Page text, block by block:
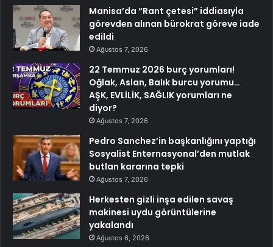
Manisa’da “Rant çetesi” iddiasıyla
görevden alınan bürokrat göreve iade
edildi
Ağustos 7, 2026
22 Temmuz 2026 burç yorumları!
Oğlak, Aslan, Balık burcu yorumu…
AŞK, EVLİLİK, SAĞLIK yorumları ne
diyor?
Ağustos 7, 2026
Pedro Sanchez’in başkanlığını yaptığı
Sosyalist Enternasyonal’den mutlak
butlan kararına tepki
Ağustos 7, 2026
Herkesten gizli inşa edilen savaş
makinesi uydu görüntülerine
yakalandı
Ağustos 6, 2026